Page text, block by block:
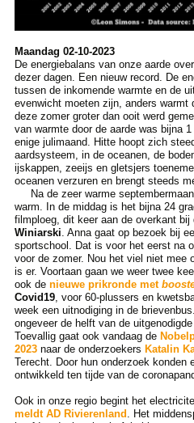
Maandag 02-10-2023
De energiebalans van onze aarde
dezer dagen. Een nieuw record. De
tussen de inkomende warmte en de
evenwicht moeten zijn, anders warmt
deze zomer groter dan ooit werd
van warmte door de aarde was bijna
enige julimaand. Hitte hoopt zich
aardsysteem, in de oceanen, de
ijskappen, zeeijs en gletsjers
oceanen verzuren en brengt steeds
Na de zeer warme
warm. In de middag is het bijna 24
filmploeg, dit keer aan de overkant
Winiarski . Anna gaat op bezoek bij
sportschool. Dat is voor het eerst na
voor de zomer. Nou het viel niet mee
is er. Voortaan gaan we weer twee
ook de nieuwe prikronde met
Covid19, voor 60-plussers en
week een uitnodiging in de
ongeveer de helft van de
Toevallig gaat ook vandaag de
2023naar de onderzoekers Katalin
Terecht. Door hun onderzoek konden
ontwikkeld ten tijde van de
Ook in onze regio begint het
meldt AD Rivierenland
. Het